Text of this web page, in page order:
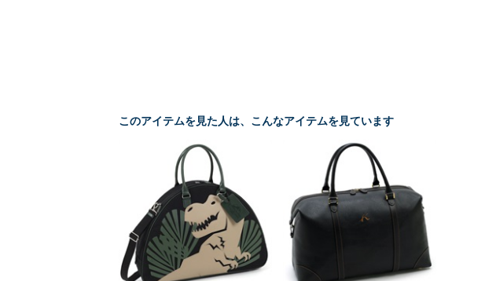
このアイテムを見た人は、こんなアイテムを見ています